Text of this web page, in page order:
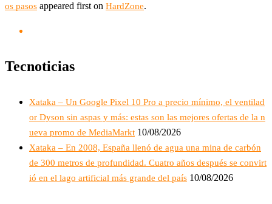
os pasos appeared first on HardZone.
Tecnoticias
Xataka – Un Google Pixel 10 Pro a precio mínimo, el ventilad
or Dyson sin aspas y más: estas son las mejores ofertas de la n
ueva promo de MediaMarkt 10/08/2026
Xataka – En 2008, España llenó de agua una mina de carbón
de 300 metros de profundidad. Cuatro años después se convirt
ió en el lago artificial más grande del país 10/08/2026